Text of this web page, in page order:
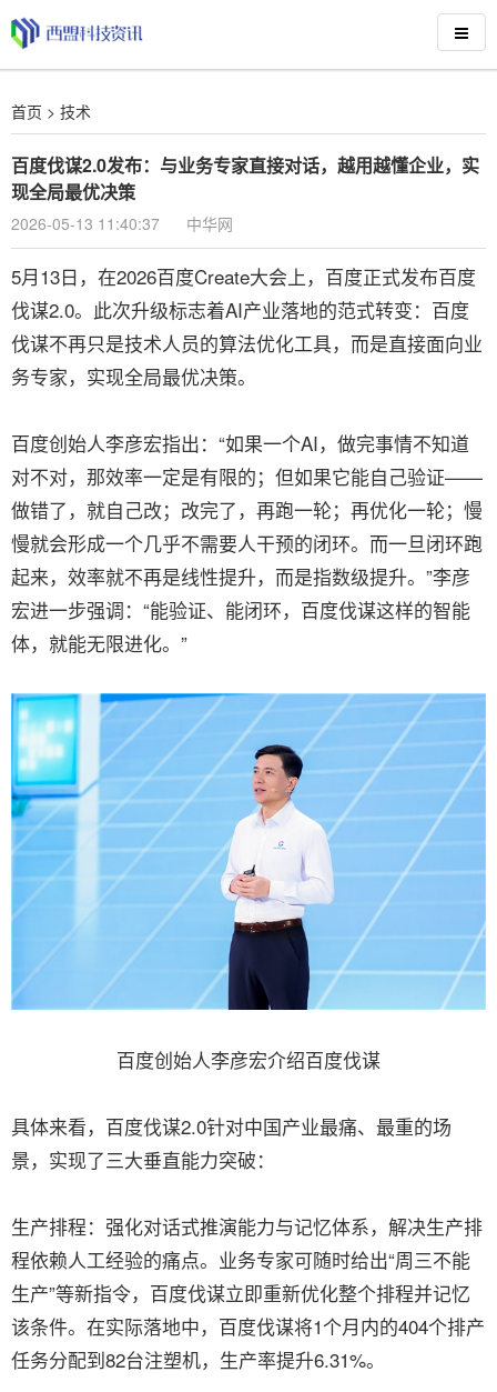
首页 > 技术
百度伐谋2.0发布：与业务专家直接对话，越用越懂企业，实
现全局最优决策
2026-05-13 11:40:37 中华网
5月13日，在2026百度Create大会上，百度正式发布百度
伐谋2.0。此次升级标志着AI产业落地的范式转变：百度
伐谋不再只是技术人员的算法优化工具，而是直接面向业
务专家，实现全局最优决策。
百度创始人李彦宏指出：“如果一个AI，做完事情不知道
对不对，那效率一定是有限的；但如果它能自己验证——
做错了，就自己改；改完了，再跑一轮；再优化一轮；慢
慢就会形成一个几乎不需要人干预的闭环。而一旦闭环跑
起来，效率就不再是线性提升，而是指数级提升。”李彦
宏进一步强调：“能验证、能闭环，百度伐谋这样的智能
体，就能无限进化。”
百度创始人李彦宏介绍百度伐谋
具体来看，百度伐谋2.0针对中国产业最痛、最重的场
景，实现了三大垂直能力突破：
生产排程：强化对话式推演能力与记忆体系，解决生产排
程依赖人工经验的痛点。业务专家可随时给出“周三不能
生产”等新指令，百度伐谋立即重新优化整个排程并记忆
该条件。在实际落地中，百度伐谋将1个月内的404个排产
任务分配到82台注塑机，生产率提升6.31%。